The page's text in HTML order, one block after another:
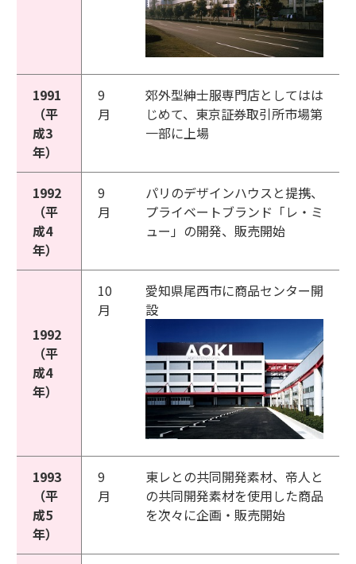
1991
（平
成3
年）
9
月
郊外型紳士服専門店としてはは
じめて、東京証券取引所市場第
一部に上場
1992
（平
成4
年）
9
月
パリのデザインハウスと提携、
プライベートブランド「レ・ミ
ュー」の開発、販売開始
1992
（平
成4
年）
10
月
愛知県尾西市に商品センター開
設
1993
（平
成5
年）
9
月
東レとの共同開発素材、帝人と
の共同開発素材を使用した商品
を次々に企画・販売開始